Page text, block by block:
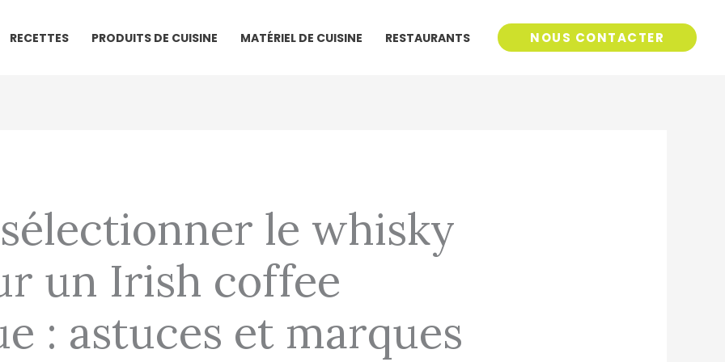
RECETTES PRODUITS DE CUISINE MATÉRIEL DE CUISINE RESTAURANTS NOUS CONTACTER
le whisky
un Irish coffee
: astuces et marques